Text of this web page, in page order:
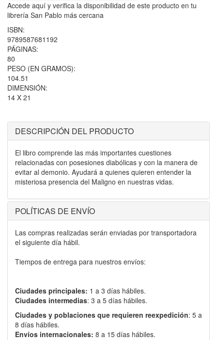
Accede aquí y verifica la disponibilidad de este producto en tu
librería San Pablo más cercana
ISBN:
9789587681192
PÁGINAS:
80
PESO (EN GRAMOS):
104.51
DIMENSIÓN:
14 X 21
DESCRIPCIÓN DEL PRODUCTO
El libro comprende las más importantes cuestiones
relacionadas con posesiones diabólicas y con la manera de
evitar al demonio. Ayudará a quienes quieren entender la
misteriosa presencia del Maligno en nuestras vidas.
POLÍTICAS DE ENVÍO
Las compras realizadas serán enviadas por transportadora
el siguiente día hábil.
Tiempos de entrega para nuestros envíos:
Ciudades principales: 1 a 3 días hábiles.
Ciudades intermedias: 3 a 5 días hábiles.
Ciudades y poblaciones que requieren reexpedición: 5 a
8 días hábiles.
Envíos internacionales: 8 a 15 días hábiles.